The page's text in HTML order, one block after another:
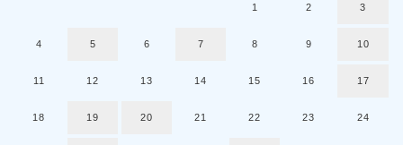
1 2 3
4 5 6 7 8 9 10
11 12 13 14 15 16 17
18 19 20 21 22 23 24